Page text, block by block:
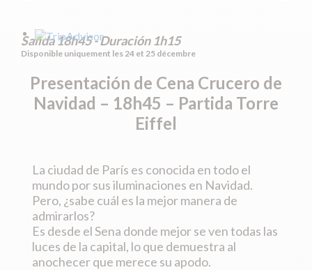
Salida 18h45 - Duración 1h15
Disponible uniquement les 24 et 25 décembre
Presentación de Cena Crucero de
Navidad – 18h45 – Partida Torre
Eiffel
La ciudad de París es conocida en todo el
mundo por sus iluminaciones en Navidad.
Pero, ¿sabe cuál es la mejor manera de
admirarlos?
Es desde el Sena donde mejor se ven todas las
luces de la capital, lo que demuestra al
anochecer que merece su apodo.